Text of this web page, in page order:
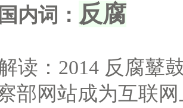
国内词： 反腐
读：2014 反腐鼙
部网站成为互联